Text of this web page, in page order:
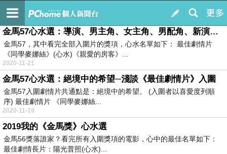
我的
訂閱
Ocean時光機
金馬57心水選：導演、男主角、女主角、男配角、新演員、劇本、美術、音樂、歌曲、剪輯、音效
金馬57，其中看完全部入圍片的獎項，心水名單如下： 最佳劇情片
《同學麥娜絲》(心水)《親愛的房客》...
2020-11-21
金馬57心水選：絕境中的希望─淺談《最佳劇情片》入圍
金馬57入圍劇情片共通點是：絕境中的希望。 (入圍者以喜愛度列順
序) 最佳劇情片 《同學麥娜絲...
2020-11-19
2019我的《金馬獎》心水選
金馬56獎落誰家？看完所有入圍獎項的電影，心中的最佳名單如下：
最佳劇情長片：陽光普照(心水)...